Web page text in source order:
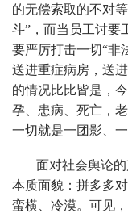
的无偿索取的不对
斗”，而当员工讨要
要严厉打击一切“非
送进重症病房，送
的情况比比皆是，
孕、患病、死亡，
一切就是一团影、一
面对社会舆论
本质面貌：拼多多
蛮横、冷漠。可见